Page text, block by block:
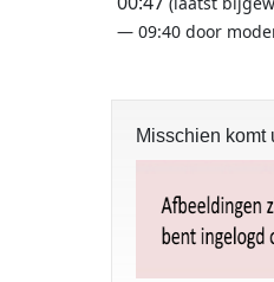
— 09:40 door
Misschien komt